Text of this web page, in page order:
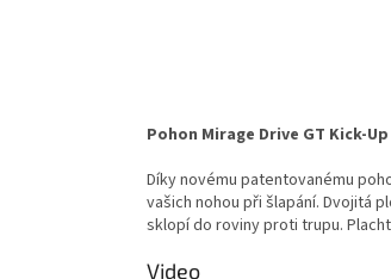
Pohon Mirage Drive GT Kick-Up
Díky novému patentovanému
vašich nohou při šlapání. Dvojitá
sklopí do roviny proti trupu.
Video